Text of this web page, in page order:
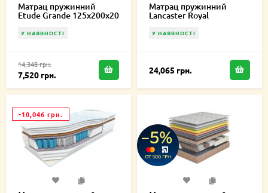
Матрац пружинний
Etude Grande 125х200х20
У НАЯВНОСТІ
14,348 грн.
7,520 грн.
Матрац пружинний
Lancaster Royal
У НАЯВНОСТІ
24,065 грн.
-10,046 грн.